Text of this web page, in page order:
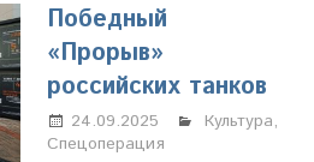
Победный
«Прорыв»
российских танков
24.09.2025
Марина
Культура,
Спецоперация